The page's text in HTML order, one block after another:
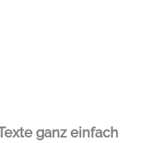
ganz einfach